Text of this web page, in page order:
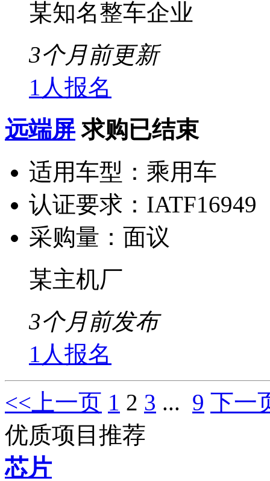
某知名整车企业
3个月前更新
1人报名
远端屏 求购已结束
适用车型： 乘用车
认证要求： IATF16949
采购量： 面议
某主机厂
3个月前发布
1人报名
<<上一页 1 2 3 ... 9 下一
优质项目推荐
芯片